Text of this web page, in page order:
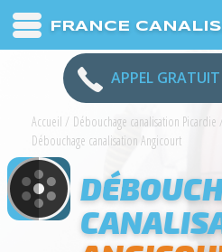
FRANCE
APPEL GRATUIT
Accueil / Débouchage canalisation Picardie /
Débouchage canalisation Angicourt